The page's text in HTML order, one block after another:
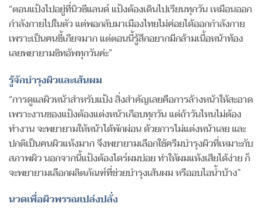
“ตอนแป้งไปอยู่ที่นิวซีแลนด์ แป้งต้องเดินไปเรียนทุกวัน เหมือนออก
กำลังกายไปในตัว แต่พอกลับมาเมืองไทยไม่ค่อยได้ออกกำลังกาย
เพราะเป็นคนขี้เกียจมาก แต่ตอนนี้รู้สึกอยากมีกล้ามเนื้อหน้าท้อง
เลยพยายามซิทอัพทุกวันค่ะ”
รู้จักบำรุงผิวและเส้นผม
“การดูแลผิวหน้าสำหรับแป้ง สิ่งสำคัญเลยคือการล้างหน้าให้สะอาด
เพราะงานของแป้งต้องแต่งหน้าเกือบทุกวัน แต่ถ้าวันไหนไม่ต้อง
ทำงาน จะพยายามให้หน้าได้พักผ่อน ด้วยการไม่แต่งหน้าเลย และ
ปกติเป็นคนผิวแห้งมาก จึงพยายามเลือกใช้ครีมบำรุงผิวที่เหมาะกับ
สภาพผิว นอกจากนี้แป้งต้องไดร์ผมบ่อย ทำให้ผมแห้งเสียได้ง่าย ก็
จะพยายามเลือกผลิตภัณฑ์ที่ช่วยบำรุงเส้นผม หรืออบไอน้ำบ้าง”
นวดเพื่อผิวพรรณเปล่งปลั่ง